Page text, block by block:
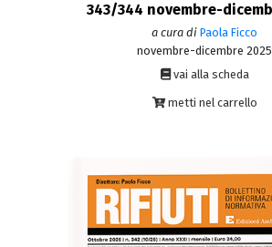
343/344 novembre-
a cura di Paola Ficco
novembre-dicembre 2025
vai alla scheda
metti nel carrello